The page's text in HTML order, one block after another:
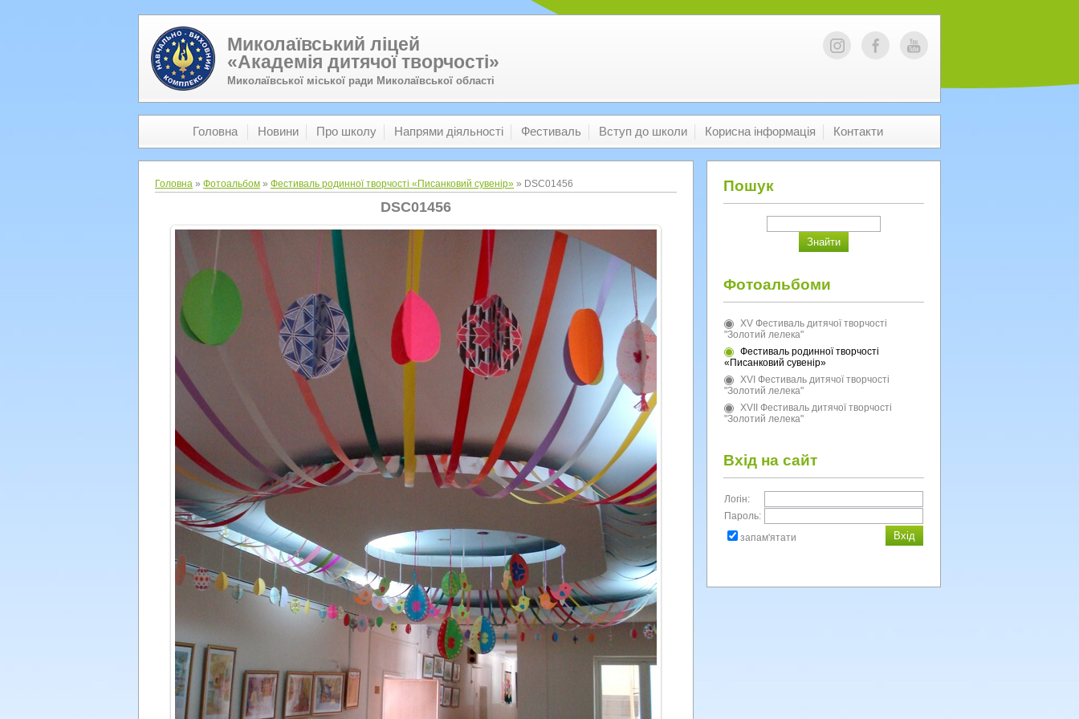
Миколаївський ліцей
«Академія дитячої творчості»
Миколаївської міської ради Миколаївської області
Головна Новини Про школу Напрями діяльності Фестиваль Вступ до школи Корисна інформація Контакти
Головна » Фотоальбом » Фестиваль родинної творчості «Писанковий сувенір» » DSC01456
DSC01456
Пошук
Фотоальбоми
XV Фестиваль дитячої творчості
"Золотий лелека"
Фестиваль родинної творчості
«Писанковий сувенір»
XVI Фестиваль дитячої творчості
"Золотий лелека"
XVII Фестиваль дитячої творчості
"Золотий лелека"
Вхід на сайт
Логін:
Пароль:
запам'ятати